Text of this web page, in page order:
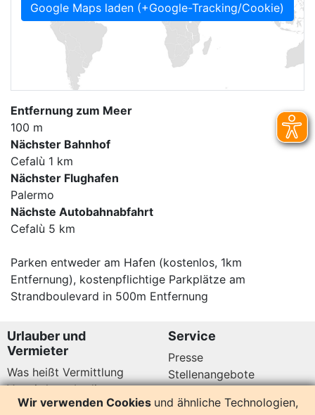
Google Maps laden (+Google-Tracking/Cookie)
Entfernung zum Meer
100 m
Nächster Bahnhof
Cefalù 1 km
Nächster Flughafen
Palermo
Nächste Autobahnabfahrt
Cefalù 5 km
Parken entweder am Hafen (kostenlos, 1km
Entfernung), kostenpflichtige Parkplätze am
Strandboulevard in 500m Entfernung
Urlauber und
Vermieter
Was heißt Vermittlung
Vermittlungsbedingungen
Datenschutz
Service
Presse
Stellenangebote
Wir verwenden Cookies und ähnliche Technologien,